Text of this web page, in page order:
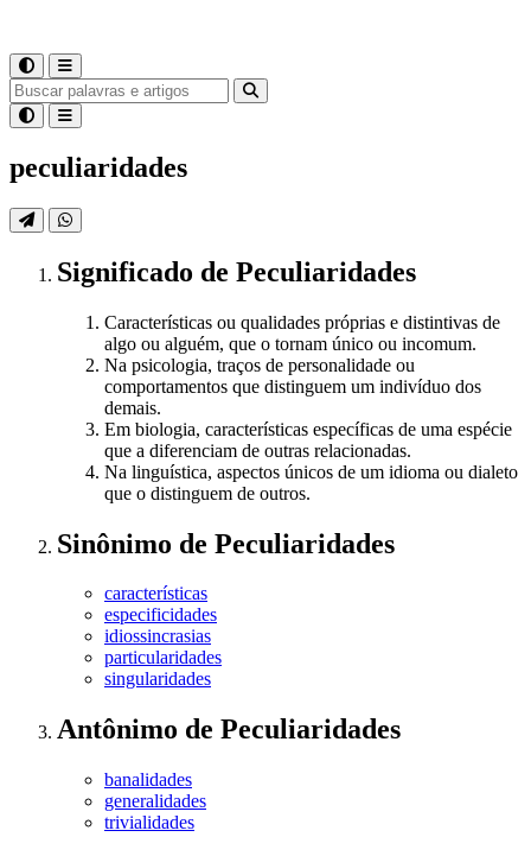
peculiaridades
Significado de Peculiaridades
Características ou qualidades próprias e distintivas de
algo ou alguém, que o tornam único ou incomum.
Na psicologia, traços de personalidade ou
comportamentos que distinguem um indivíduo dos
demais.
Em biologia, características específicas de uma espécie
que a diferenciam de outras relacionadas.
Na linguística, aspectos únicos de um idioma ou dialeto
que o distinguem de outros.
Sinônimo de Peculiaridades
características
especificidades
idiossincrasias
particularidades
singularidades
Antônimo de Peculiaridades
banalidades
generalidades
trivialidades